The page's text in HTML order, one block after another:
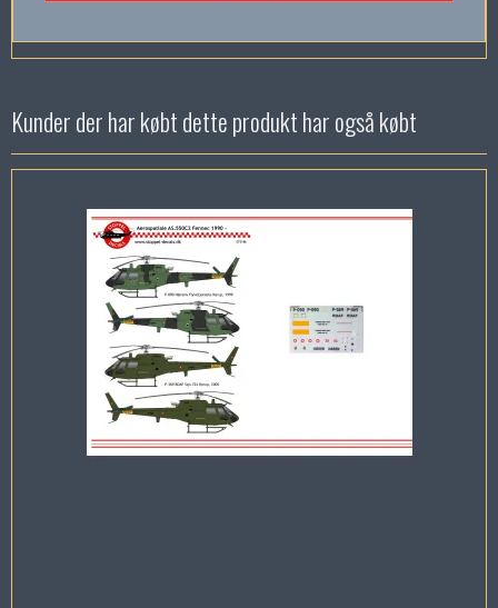
Kunder der har købt dette produkt har også købt